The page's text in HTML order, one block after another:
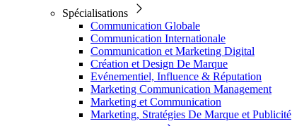
Spécialisations
Communication Globale
Communication Internationale
Communication et Marketing Digital
Création et Design De Marque
Evénementiel, Influence & Réputation
Marketing Communication Management
Marketing et Communication
Marketing, Stratégies De Marque et Publicité